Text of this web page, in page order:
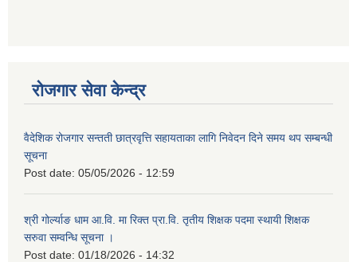
रोजगार सेवा केन्द्र
वैदेशिक रोजगार सन्तती छात्रवृत्ति सहायताका लागि निवेदन दिने समय थप सम्बन्धी
सूचना
Post date: 05/05/2026 - 12:59
श्री गोर्ल्याङ धाम आ.वि. मा रिक्त प्रा.वि. तृतीय शिक्षक पदमा स्थायी शिक्षक
सरुवा सम्वन्धि सूचना ।
Post date: 01/18/2026 - 14:32